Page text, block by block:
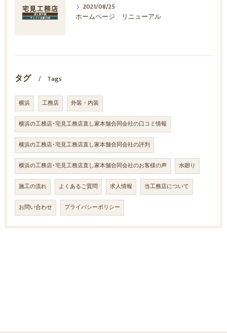
2021/08/25
ホームページ リニューアル
タグ Tags
横浜 工務店 外装・内装
横浜の工務店･宅見工務店直し家本舗合同会社の口コミ情報
横浜の工務店･宅見工務店直し家本舗合同会社の評判
横浜の工務店･宅見工務店直し家本舗合同会社のお客様の声 水廻り
施工の流れ よくあるご質問 求人情報 当工務店について
お問い合わせ プライバシーポリシー